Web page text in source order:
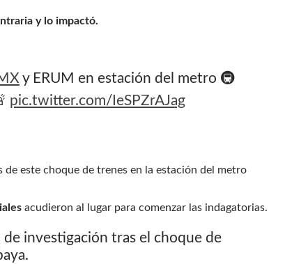
y lo impactó.
y ERUM en estación del metro 🚇
pic.twitter.com/IeSPZrAJag
este choque de trenes en la estación del metro
acudieron al lugar para comenzar las indagatorias.
de investigación tras el choque de